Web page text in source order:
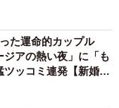
た運命的カップル
アの熱い夜」に「も
ツッコミ連発【新婚さ